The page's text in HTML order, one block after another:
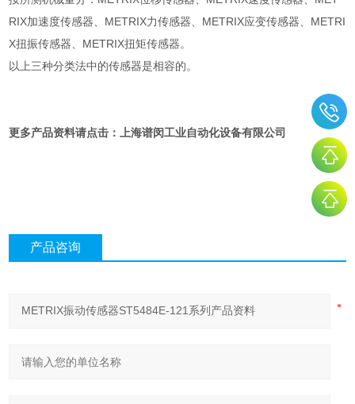
RIX加速度传感器、METRIX力传感器、METRIX应变传感器、METRI
X扭振传感器、METRIX扭矩传感器。
以上三种分类法中的传感器是相容的。
更多产品资料请点击：上海谱闵工业自动化设备有限公司
产品咨询